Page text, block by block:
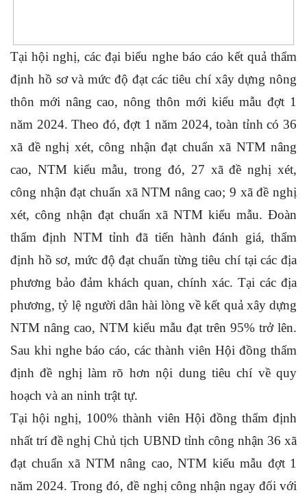
Tại hội nghị, các đại biểu nghe báo cáo kết quả thẩm
định hồ sơ và mức độ đạt các tiêu chí xây dựng nông
thôn mới nâng cao, nông thôn mới kiểu mẫu đợt 1
năm 2024. Theo đó, đợt 1 năm 2024, toàn tỉnh có 36
xã đề nghị xét, công nhận đạt chuẩn xã NTM nâng
cao, NTM kiểu mẫu, trong đó, 27 xã đề nghị xét,
công nhận đạt chuẩn xã NTM nâng cao; 9 xã đề nghị
xét, công nhận đạt chuẩn xã NTM kiểu mẫu. Đoàn
thẩm định NTM tỉnh đã tiến hành đánh giá, thẩm
định hồ sơ, mức độ đạt chuẩn từng tiêu chí tại các địa
phương bảo đảm khách quan, chính xác. Tại các địa
phương, tỷ lệ người dân hài lòng về kết quả xây dựng
NTM nâng cao, NTM kiểu mẫu đạt trên 95% trở lên.
Sau khi nghe báo cáo, các thành viên Hội đồng thẩm
định đề nghị làm rõ hơn nội dung tiêu chí về quy
hoạch và an ninh trật tự.
Tại hội nghị, 100% thành viên Hội đồng thẩm định
nhất trí đề nghị Chủ tịch UBND tỉnh công nhận 36 xã
đạt chuẩn xã NTM nâng cao, NTM kiểu mẫu đợt 1
năm 2024. Trong đó, đề nghị công nhận ngay đối với